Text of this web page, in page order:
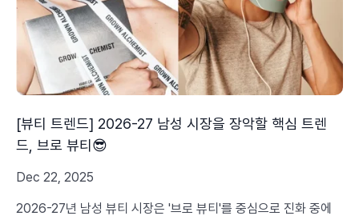
[뷰티 트렌드] 2026-27 남성 시장을 장악할 핵심 트렌
드, 브로 뷰티😎
Dec 22, 2025
2026-27년 남성 뷰티 시장은 '브로 뷰티'를 중심으로 진화 중에